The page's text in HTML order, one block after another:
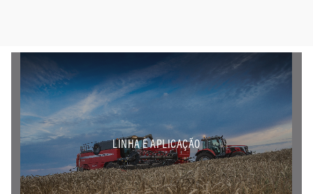
LINHA E APLICAÇÃO